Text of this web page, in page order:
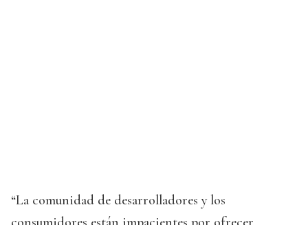
“La comunidad de desarrolladores y los